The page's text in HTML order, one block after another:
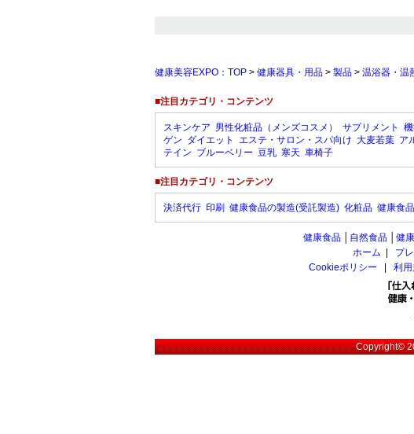
健康美容EXPO：TOP > 健康器具・用品 > 製品 > 温浴器・温
■注目カテゴリ・コンテンツ
スキンケア 男性化粧品（メンズコスメ） サプリメント
ゲン ダイエット エステ・サロン・スパ向け 大麦若葉 ア
テイン ブルーベリー 豆乳 寒天 車椅子
■注目カテゴリ・コンテンツ
決済代行 印刷 健康食品の製造(受託製造) 化粧品 健康食
健康食品 自然食品 健
ホーム
プ
Cookieポリシー
利
Copyright©